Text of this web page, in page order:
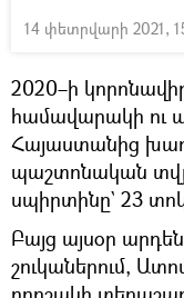
14 փետրվարի 2021,
2020–ի
համավարակի ու
Հայաստանից
պաշտոնական
սպիրտինը` 23
Բայց այսօր
շուկաներում,